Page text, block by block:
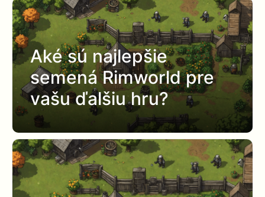
Aké sú najlepšie
semená Rimworld pre
vašu ďalšiu hru?